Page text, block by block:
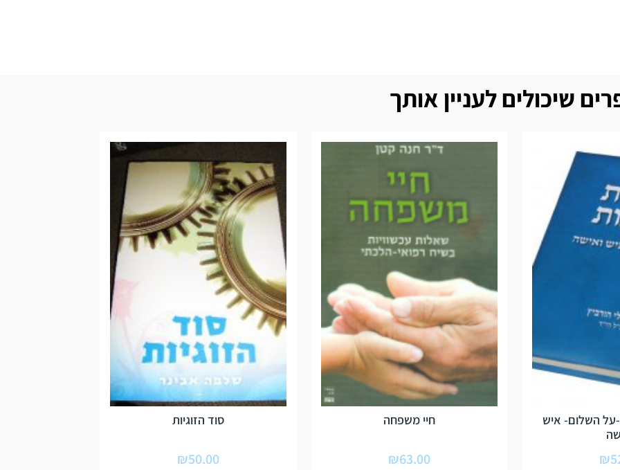
שיכולים לעניין אותך
השלום- איש
₪
חיי משפחה
₪63.00
סוד הזוגיות
₪50.00